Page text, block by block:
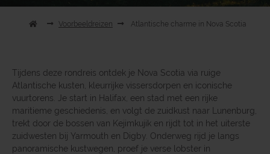
Voorbeeldreizen Atlantische charme in Nova Scotia
Tijdens deze rondreis ontdek je Nova Scotia via ruige
Atlantische kusten, kleurrijke vissersdorpen en iconische
vuurtorens. Je start in Halifax, een stad met een rijke
maritieme geschiedenis, en volgt de zuidkust naar Lunenburg,
trekt door de bossen van Kejimkujik en rijdt tot in het uiterste
zuidwesten bij Yarmouth en Digby. Onderweg rijd je langs
panoramische kustwegen, proef je verse lobster in